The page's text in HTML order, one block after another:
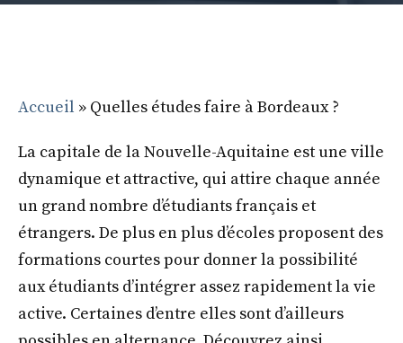
Accueil » Quelles études faire à Bordeaux ?
La capitale de la Nouvelle-Aquitaine est une ville
dynamique et attractive, qui attire chaque année
un grand nombre d’étudiants français et
étrangers. De plus en plus d’écoles proposent des
formations courtes pour donner la possibilité
aux étudiants d’intégrer assez rapidement la vie
active. Certaines d’entre elles sont d’ailleurs